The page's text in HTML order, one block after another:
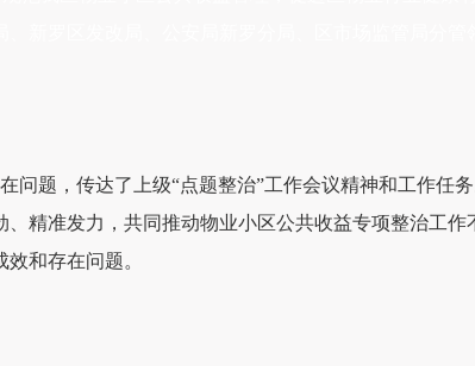
题，传达了上级“点题整治”工作会议精神和工作任
精准发力，共同推动物业小区公共收益专项整治工
和存在问题。